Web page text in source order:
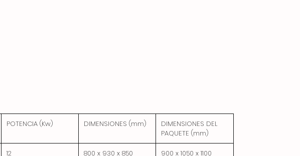
POTENCIA (Kw) DIMENSIONES (mm)
DIMENSIONES DEL
PAQUETE (mm)
12 800 x 930 x 850 900 x 1050 x 1100